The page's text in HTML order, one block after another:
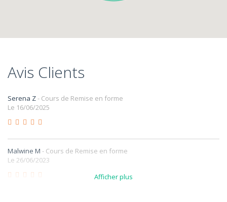
Avis Clients
Afficher plus
Serena Z- Cours de Remise en forme
Le 16/06/2025
Malwine M - Cours de Remise en forme
Le 26/06/2023